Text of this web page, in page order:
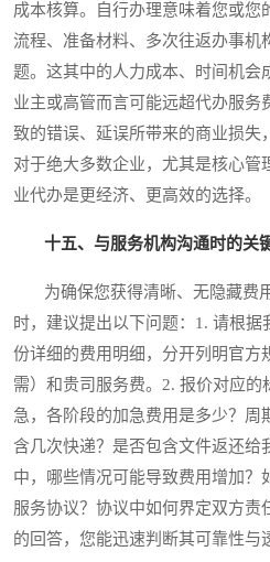
成本核算。自行办理意味着您或您
流程、准备材料、多次往返办事机
题。这其中的人力成本、时间机会
业主或高管而言可能远超代办服务
致的错误、延误所带来的商业损失
对于绝大多数企业，尤其是核心管
业代办是更经济、更高效的选择。
十五、与服务机构沟通时的关
为确保您获得清晰、无隐藏费
时，建议提出以下问题：1. 请根
份详细的费用明细，分开列明官方
需）和贵司服务费。2. 报价对应的
急，各阶段的加急费用是多少？周
含几次快递？是否包含文件返还给
中，哪些情况可能导致费用增加？
服务协议？协议中如何界定双方责
的回答，您能迅速判断其可靠性与